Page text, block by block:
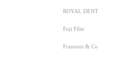
ROYAL DENT
Fuji Film
Franzoni & Co